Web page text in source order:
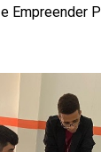
Empreender